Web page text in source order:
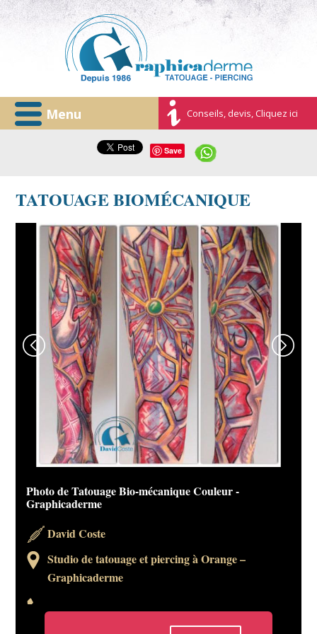
Menu Conseils, devis, Cliquez ici
Save
TATOUAGE BIOMÉCANIQUE
idee-tatouage-tattoo-organique-homme.jpg
Photo de Tatouage Bio-mécanique Couleur -
Graphicaderme
David Coste
Studio de tatouage et piercing à Orange –
Graphicaderme